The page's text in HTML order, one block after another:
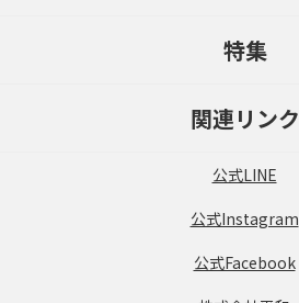
特集
関連リンク
公式LINE
公式Instagram
公式Facebook